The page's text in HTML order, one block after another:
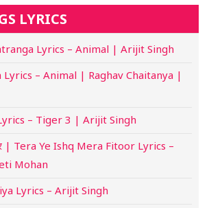
LYRICS
Lyrics – Animal | Arijit Singh
– Animal | Raghav Chaitanya |
– Tiger 3 | Arijit Singh
| Tera Ye Ishq Mera Fitoor Lyrics –
Mohan
Lyrics – Arijit Singh